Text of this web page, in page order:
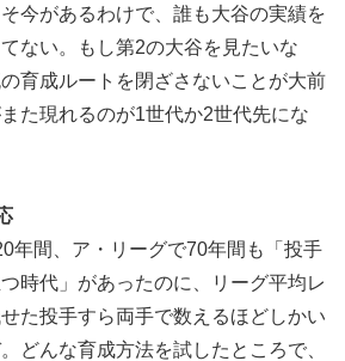
今があるわけで、誰も大谷の実績を
ない。もし第2の大谷を見たいな
育成ルートを閉ざさないことが大前
た現れるのが1世代か2世代先にな
年間、ア・リーグで70年間も「投手
時代」があったのに、リーグ平均レ
た投手すら両手で数えるほどしかい
どんな育成方法を試したところで、